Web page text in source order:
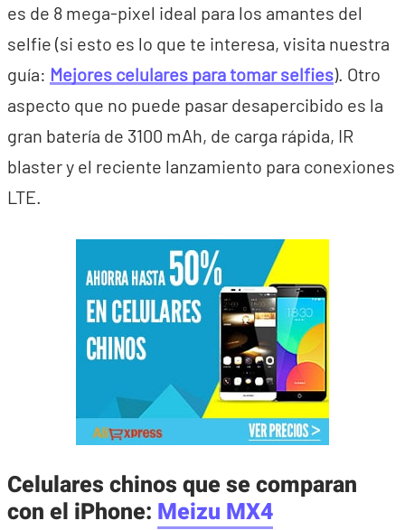
es de 8 mega-pixel ideal para los amantes del
selfie (si esto es lo que te interesa, visita nuestra
guía: Mejores celulares para tomar selfies). Otro
aspecto que no puede pasar desapercibido es la
gran batería de 3100 mAh, de carga rápida, IR
blaster y el reciente lanzamiento para conexiones
LTE.
Celulares chinos que se comparan
con el iPhone: Meizu MX4